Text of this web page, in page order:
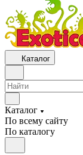
Каталог
Каталог
По всему сайту
По каталогу